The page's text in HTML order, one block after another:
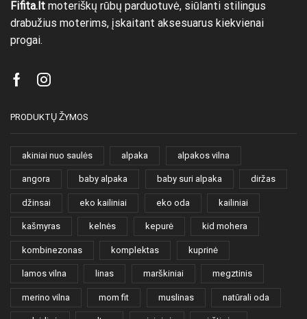
Fifita.lt moteriškų rūbų parduotuvė, siūlanti stilingus
drabužius moterims, įskaitant aksesuarus kiekvienai
progai.
FacebookInstagram
PRODUKTŲ ŽYMOS
akiniai nuo saulės alpaka alpakos vilna
angora baby alpaka baby suri alpaka diržas
džinsai eko kailiniai eko oda kailiniai
kašmyras kelnės kepurė kid mohera
kombinezonas komplektas kuprinė
lamos vilna linas marškiniai megztinis
merino vilna mom fit muslinas natūrali oda